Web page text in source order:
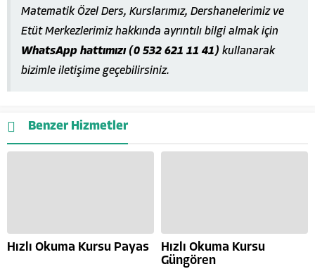
Matematik Özel Ders, Kurslarımız, Dershanelerimiz ve
Etüt Merkezlerimiz hakkında ayrıntılı bilgi almak için
WhatsApp hattımızı (0 532 621 11 41) kullanarak
bizimle iletişime geçebilirsiniz.
Benzer Hizmetler
Hızlı Okuma Kursu Payas
Hızlı Okuma Kursu
Güngören